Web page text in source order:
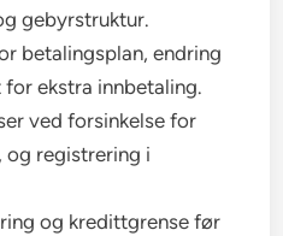
gebyrstruktur.
betalingsplan, endring
ekstra innbetaling.
ved forsinkelse for
og registrering i
og kredittgrense før